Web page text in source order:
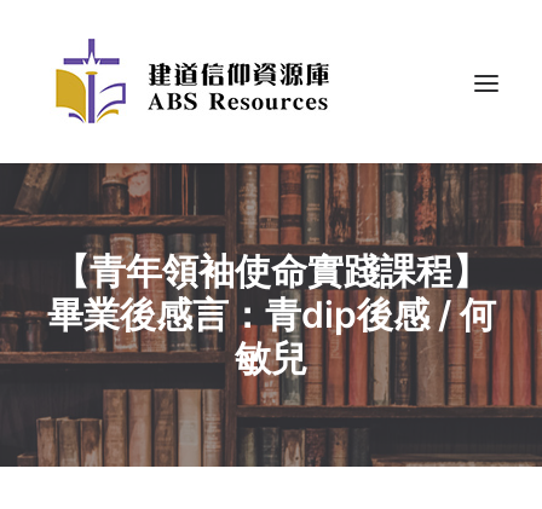
【青年領袖使命實踐課程】
畢業後感言：青dip後感 / 何
敏兒